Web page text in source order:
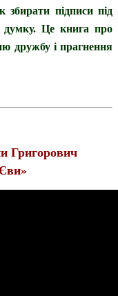
збирати підписи під
думку. Це книга про
дружбу і прагнення
Григорович